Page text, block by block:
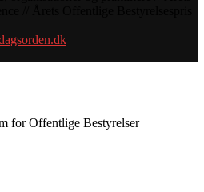
for Offentlige Bestyrelser